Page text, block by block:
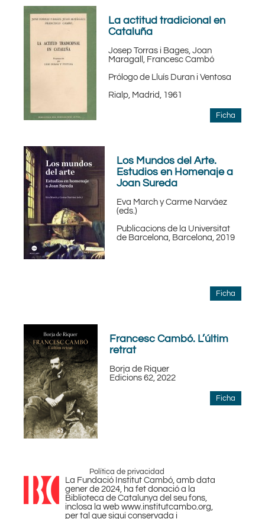
La actitud tradicional en
Cataluña
Josep Torras i Bages, Joan
Maragall, Francesc Cambó
Prólogo de Lluís Duran i Ventosa
Rialp, Madrid, 1961
Ficha
Los Mundos del Arte.
Estudios en Homenaje a
Joan Sureda
Eva March y Carme Narváez
(eds.)
Publicacions de la Universitat
de Barcelona, Barcelona, 2019
Ficha
Francesc Cambó. L’últim
retrat
Borja de Riquer
Edicions 62, 2022
Ficha
Política de privacidad
La Fundació Institut Cambó, amb data
gener de 2024, ha fet donació a la
Biblioteca de Catalunya del seu fons,
inclosa la web www.institutcambo.org,
per tal que sigui conservada i